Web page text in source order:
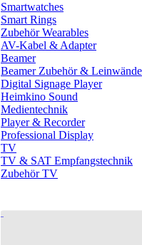
Smartwatches
Smart Rings
Zubehör Wearables
AV-Kabel & Adapter
Beamer
Beamer Zubehör & Leinwände
Digital Signage Player
Heimkino Sound
Medientechnik
Player & Recorder
Professional Display
TV
TV & SAT Empfangstechnik
Zubehör TV